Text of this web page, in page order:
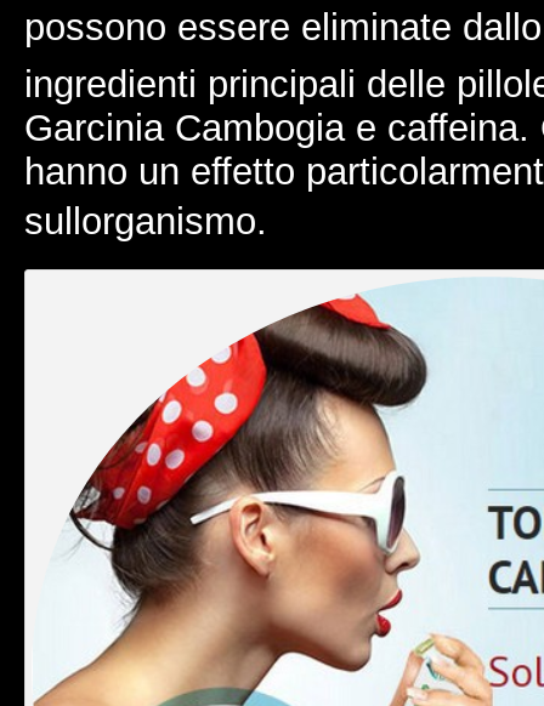
possono essere eliminate
ingredienti principali delle
Garcinia Cambogia e
hanno un effetto
sullorganismo.